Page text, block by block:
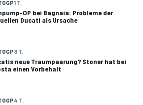
1 T.
OP bei Bagnaia: Probleme der
Ducati als Ursache
3 T.
neue Traumpaarung? Stoner hat bei
einen Vorbehalt
4 T.